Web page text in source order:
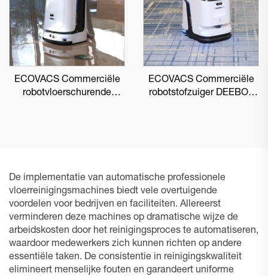
ECOVACS Commerciële
robotvloerschurende
ECOVACS Commerciële
robotstofzuiger DEEBOT
De implementatie van automatische professionele
vloerreinigingsmachines biedt vele overtuigende
voordelen voor bedrijven en faciliteiten. Allereerst
verminderen deze machines op dramatische wijze de
arbeidskosten door het reinigingsproces te automatiseren,
waardoor medewerkers zich kunnen richten op andere
essentiële taken. De consistentie in reinigingskwaliteit
elimineert menselijke fouten en garandeert uniforme